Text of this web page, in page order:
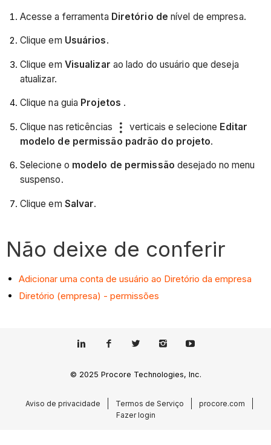
Acesse a ferramenta Diretório de nível de empresa.
Clique em Usuários.
Clique em Visualizar ao lado do usuário que deseja
atualizar.
Clique na guia Projetos .
Clique nas reticências verticais e selecione Editar
modelo de permissão padrão do projeto.
Selecione o modelo de permissão desejado no menu
suspenso.
Clique em Salvar.
Não deixe de conferir
Adicionar uma conta de usuário ao Diretório da empresa
Diretório (empresa) - permissões
© 2025 Procore Technologies, Inc.
Aviso de privacidade Termos de Serviço
procore.com
Fazer login